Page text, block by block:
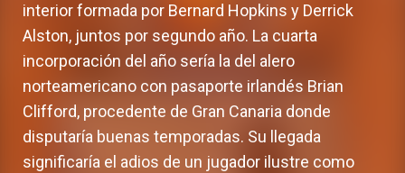
interior formada por Bernard Hopkins y Derrick
Alston, juntos por segundo año. La cuarta
incorporación del año sería la del alero
norteamericano con pasaporte irlandés Brian
Clifford, procedente de Gran Canaria donde
disputaría buenas temporadas. Su llegada
significaría el adios de un jugador ilustre como